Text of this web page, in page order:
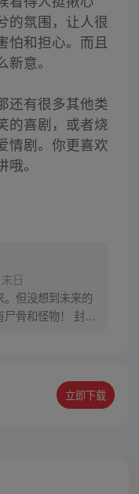
的氛围，让人很
怕和担心。而且
意。
还有很多其他类
的喜剧，或者烧
情剧。你更喜欢
。
日
。但没想到未来的
尸骨和怪物！ 封棋
立即下载